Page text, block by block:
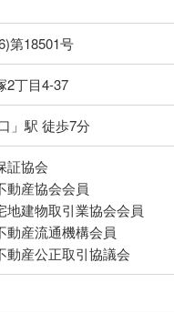
第18501号
2丁目4-37
」駅 徒歩7分
証協会
動産協会会員
地建物取引業協会会員
動産流通機構会員
公正取引協議会